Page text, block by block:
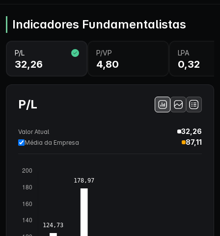
Indicadores Fundamentalistas
P/L
32,26
P/VP
4,80
LPA
0,32
P/L
Valor Atual 32,26
Média da Empresa 87,11